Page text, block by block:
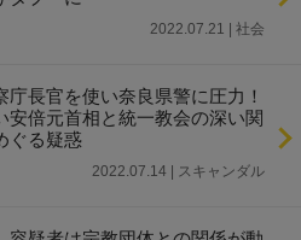
2022.07.21 | 社会
庁長官を使い奈良県警に圧力！
安倍元首相と統一教会の深い関
ぐる疑惑
2022.07.14 | スキャンダル